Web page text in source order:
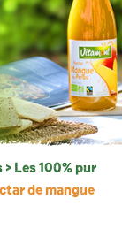
> Les 100% pur
de mangue